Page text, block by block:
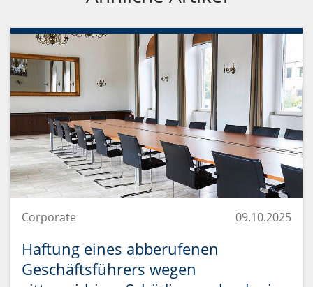
Corporate 09.10.2025
Haftung eines abberufenen
Geschäftsführers wegen